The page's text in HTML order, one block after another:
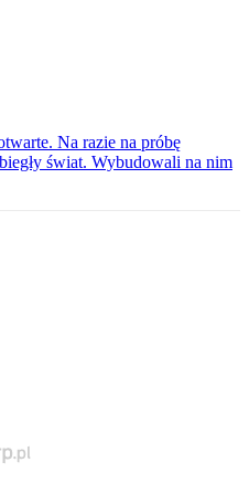
Na razie na próbę
świat. Wybudowali na nim